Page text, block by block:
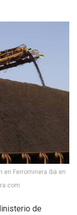
en Ferrominera iba en
de